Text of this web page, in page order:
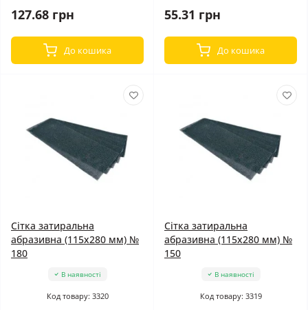
127.68 грн
До кошика
55.31 грн
До кошика
Сітка затиральна
абразивна (115x280 мм) №
180
В наявності
Код товару: 3320
Сітка затиральна
абразивна (115x280 мм) №
150
В наявності
Код товару: 3319